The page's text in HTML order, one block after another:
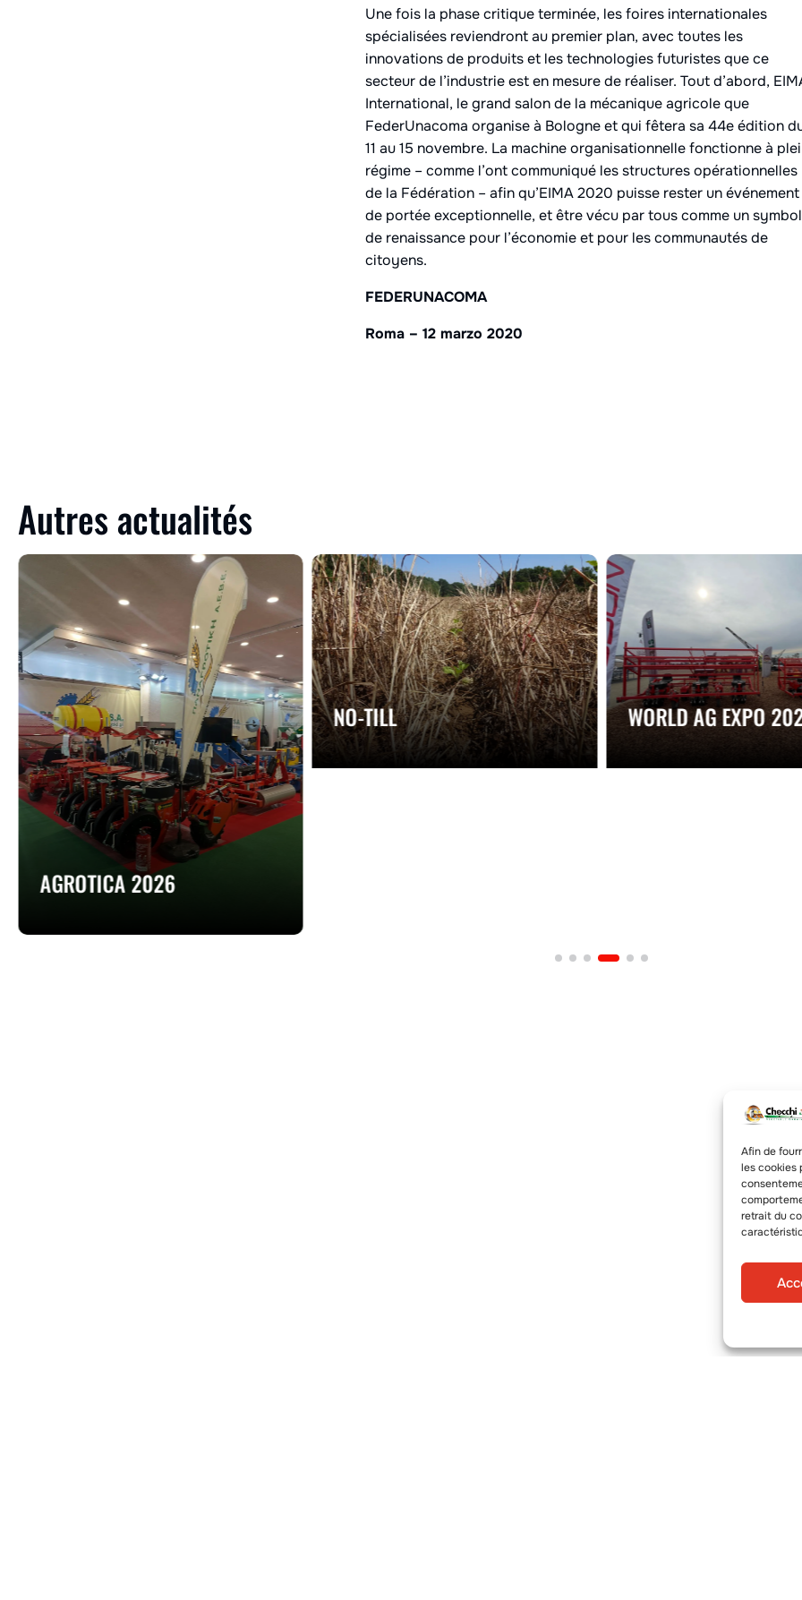
Afin de
les cookies
retrait du
Une fois la phase critique terminée, les foires internationales
spécialisées reviendront au premier plan, avec toutes les
innovations de produits et les technologies futuristes que ce
secteur de l’industrie est en mesure de réaliser. Tout d’abord,
International, le grand salon de la mécanique agricole que
FederUnacoma organise à Bologne et qui fêtera sa 44e édition
11 au 15 novembre. La machine organisationnelle fonctionne à
régime – comme l’ont communiqué les structures opérationnelles
de la Fédération – afin qu’EIMA 2020 puisse rester un événement
de portée exceptionnelle, et être vécu par tous comme un
de renaissance pour l’économie et pour les communautés de
citoyens.
FEDERUNACOMA
Roma – 12 marzo 2020
Autres actualités
AGROTICA 2026
NO-TILL WORLD AG EXPO